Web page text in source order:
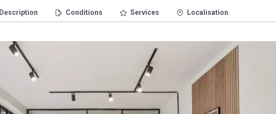
Description Conditions Services Localisation